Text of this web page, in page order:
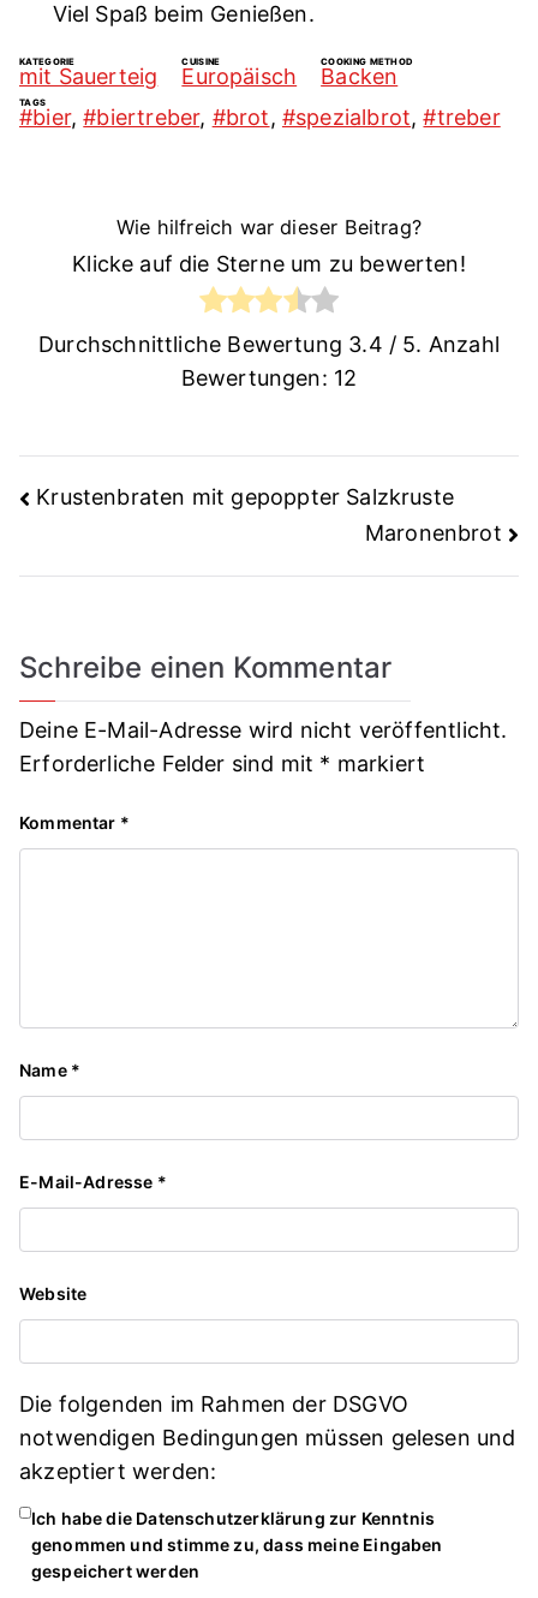
Viel Spaß beim Genießen.
KATEGORIE
mit Sauerteig
CUISINE
Europäisch
COOKING METHOD
Backen
TAGS
#bier,#biertreber, #brot, #spezialbrot,#treber
Wie hilfreich war dieser Beitrag?
Klicke auf die Sterne um zu bewerten!
Durchschnittliche Bewertung 3.4 / 5. Anzahl
Bewertungen: 12
Krustenbraten mit gepoppter Salzkruste
Maronenbrot
Schreibe einen Kommentar
Deine E-Mail-Adresse wird nicht veröffentlicht.
Erforderliche Felder sind mit * markiert
Kommentar *
Name *
E-Mail-Adresse *
Website
Die folgenden im Rahmen der DSGVO
notwendigen Bedingungen müssen gelesen und
akzeptiert werden:
Ich habe die Datenschutzerklärung zur Kenntnis
genommen und stimme zu, dass meine Eingaben
gespeichert werden